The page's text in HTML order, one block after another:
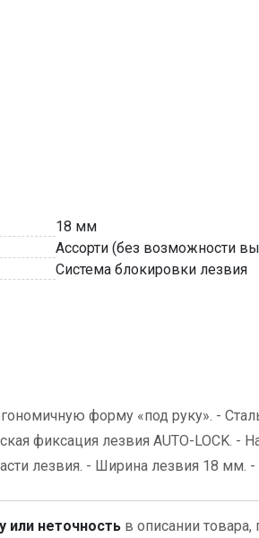
18 мм
Ассорти (без возможности
Система блокировки лезвия
форму «под руку». -
фиксация лезвия AUTO-LOCK. -
лезвия. - Ширина лезвия 18 мм.
или неточность в описании